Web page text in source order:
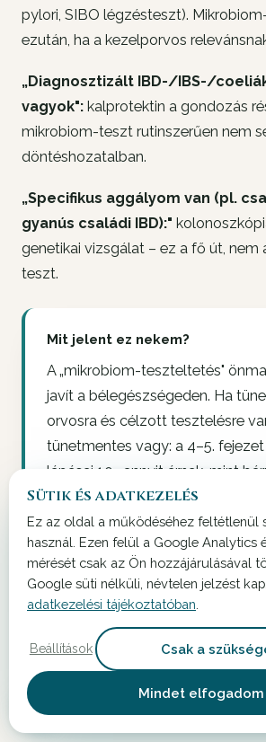
pylori, SIBO légzésteszt).
ezután, ha a kezelporvos
„Diagnosztizált IBD-/IBS-/
vagyok": kalprotektin a gondozás
mikrobiom-teszt rutinszerűen nem
döntéshozatalban.
„Specifikus aggályom van (pl.
gyanús családi IBD):"
genetikai vizsgálat – ez a fő út, nem
teszt.
Mit jelent ez nekem?
A „mikrobiom-teszteltetés"
javít a bélegészségeden. Ha
orvosra és célzott tesztelésre
tünetmentes vagy: a 4–5.
lépései 10× annyit érnek, mint
teszt eredménye. Ha mégis
válaszd azt, amelyik nyers
(FASTQ), és ne azt, ami konkrét
betegségdiagnózist vagy
ajánlást ígér.
Hogyan értelmezz
laboreredményt
Sütik és adatkezelés
Ez az oldal a működéséhez feltétlenül
használ. Ezen felül a Google Analytics
mérését csak az Ön hozzájárulásával
Google süti nélküli, névtelen jelzést
adatkezelési tájékoztatóban
Beállítások Csak a
Mindet elfogadom